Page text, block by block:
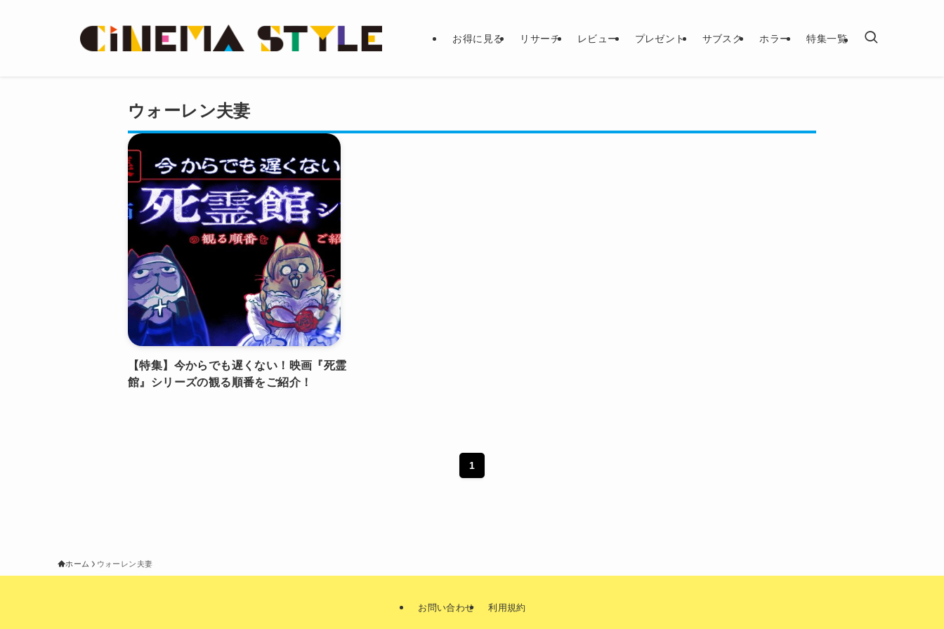
お得に見る リサーチ レビュー プレゼント サブスク ホラー 特集一覧
ウォーレン夫妻
【特集】今からでも遅くない！映画『死霊
館』シリーズの観る順番をご紹介！
1
ホーム ウォーレン夫妻
お問い合わせ 利用規約